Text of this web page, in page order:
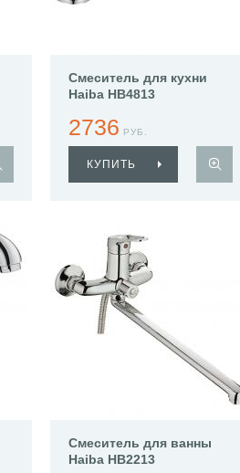
Смеситель для кухни
Haiba HB4813
2736 РУБ.
КУПИТЬ
Смеситель для ванны
Haiba HB2213